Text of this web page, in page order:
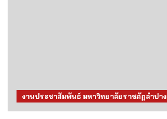
งานประชาสัมพันธ์ มหาวิทยาลัยราชภัฏลำปาง